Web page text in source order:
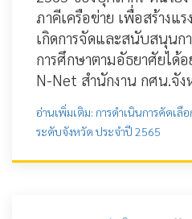
ภาคีเครือข่าย เพื่อสร้างแ
เกิดการจัดและสนับสนุนก
การศึกษาตามอัธยาศัยไ
N-Net สำนักงาน กศน.จัง
อ่านเพิ่มเติม: การดำเนินการคัดเ
ระดับจังหวัด ประจำปี 2565